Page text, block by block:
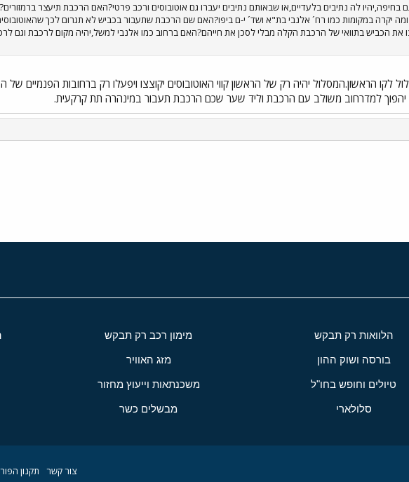
בחיפה,יהיו לה נתיבים בלעדיים,או שבאותם נתיבים יעברו גם אוטובוסים ורכב פרטי?האם הרכבת תיעצר
יקרה במקומות כמו רח´ אלנבי בת"א ושד´ י-ם ביפו?האם שם הרכבת שתעבור בכביש לא תגרום לכך
את הכביש בתוואי של הרכבת הקלה מבלי לסכן את חייהם?האם ברחוב כמו אלנבי למשל,יהיה מקום לרכבת וגם
לקו הראשון.המסלול יהיה רק של הראשון קווי האוטובוסים יקוצצו ויפעלו רק ברחובות הפנמיים
יהפוך למדרחוב משולב עם הרכבת וליד שער שכם הרכבת תעבור במינהרה תת קרקעית.
הלוואות רק תבקש מימון רכב רק תבקש
בורסה ושוק ההון מזג האוויר
טיולים וחופש בחו"ל משכנתאות וייעוץ מחזור
סלולארי מבשלים כשר
צור קשר תקנון